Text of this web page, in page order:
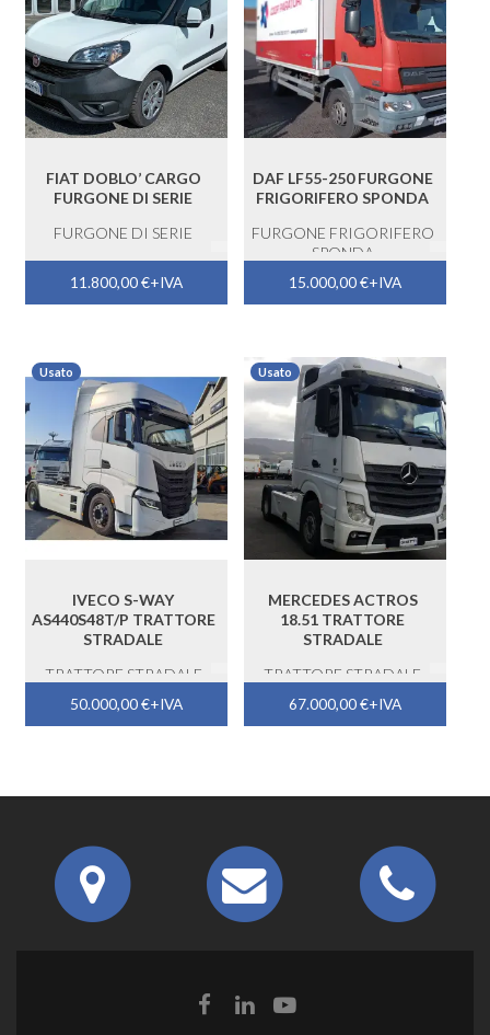
FIAT DOBLO’ CARGO
FURGONE DI SERIE
FURGONE DI SERIE
11.800,00€+IVA
DAF LF55-250 FURGONE
FRIGORIFERO SPONDA
FURGONE FRIGORIFERO
SPONDA
15.000,00€+IVA
Usato
IVECO S-WAY
AS440S48T/P TRATTORE
STRADALE
TRATTORE STRADALE
50.000,00€+IVA
Usato
MERCEDES ACTROS
18.51 TRATTORE
STRADALE
TRATTORE STRADALE
67.000,00€+IVA